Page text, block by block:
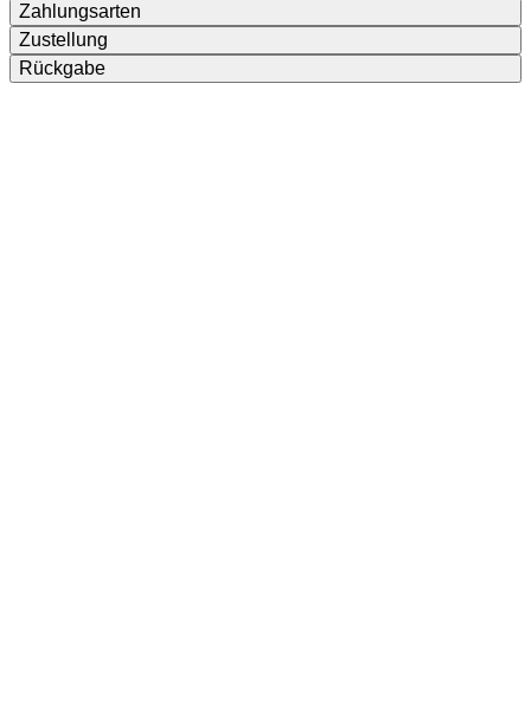
Zahlungsarten
Zustellung
Rückgabe